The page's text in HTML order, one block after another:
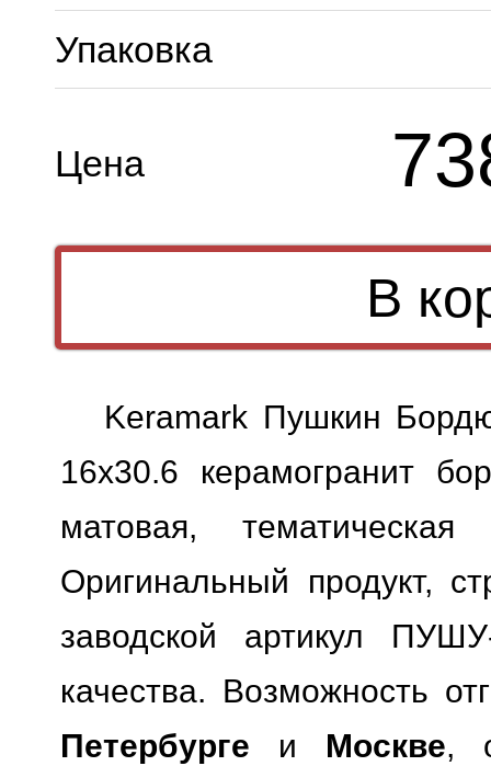
Упаковка
Цена
Keramark Пушкин
16x30.6 керамогранит
матовая,
Оригинальный продукт,
заводской артикул
качества. Возможность
Петербурге и Москве,